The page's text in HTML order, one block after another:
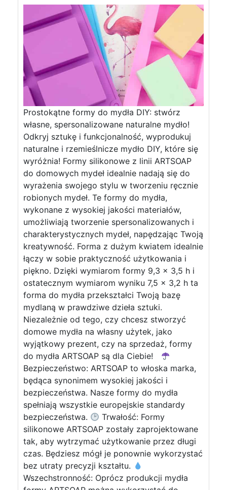
Prostokątne formy do mydła DIY: stwórz
własne, spersonalizowane naturalne mydło!
Odkryj sztukę i funkcjonalność, wyprodukuj
naturalne i rzemieślnicze mydło DIY, które się
wyróżnia! Formy silikonowe z linii ARTSOAP
do domowych mydeł idealnie nadają się do
wyrażenia swojego stylu w tworzeniu ręcznie
robionych mydeł. Te formy do mydła,
wykonane z wysokiej jakości materiałów,
umożliwiają tworzenie spersonalizowanych i
charakterystycznych mydeł, napędzając Twoją
kreatywność. Forma z dużym kwiatem idealnie
łączy w sobie praktyczność użytkowania i
piękno. Dzięki wymiarom formy 9,3 x 3,5 h i
ostatecznym wymiarom wyniku 7,5 x 3,2 h ta
forma do mydła przekształci Twoją bazę
mydlaną w prawdziwe dzieła sztuki.
Niezależnie od tego, czy chcesz stworzyć
domowe mydła na własny użytek, jako
wyjątkowy prezent, czy na sprzedaż, formy
do mydła ARTSOAP są dla Ciebie!
Bezpieczeństwo: ARTSOAP to włoska marka,
będąca synonimem wysokiej jakości i
bezpieczeństwa. Nasze formy do mydła
spełniają wszystkie europejskie standardy
bezpieczeństwa.
Trwałość: Formy
silikonowe ARTSOAP zostały zaprojektowane
tak, aby wytrzymać użytkowanie przez długi
czas. Będziesz mógł je ponownie wykorzystać
bez utraty precyzji kształtu.
Wszechstronność: Oprócz produkcji mydła